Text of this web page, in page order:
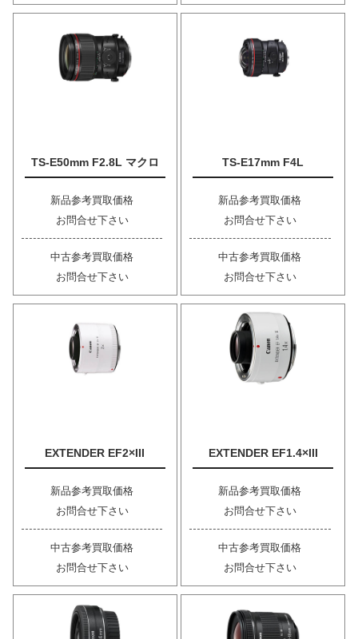
TS-E50mm F2.8L マクロ
新品参考買取価格
お問合せ下さい
中古参考買取価格
お問合せ下さい
TS-E17mm F4L
新品参考買取価格
お問合せ下さい
中古参考買取価格
お問合せ下さい
EXTENDER EF2×III
新品参考買取価格
お問合せ下さい
中古参考買取価格
お問合せ下さい
EXTENDER EF1.4×III
新品参考買取価格
お問合せ下さい
中古参考買取価格
お問合せ下さい